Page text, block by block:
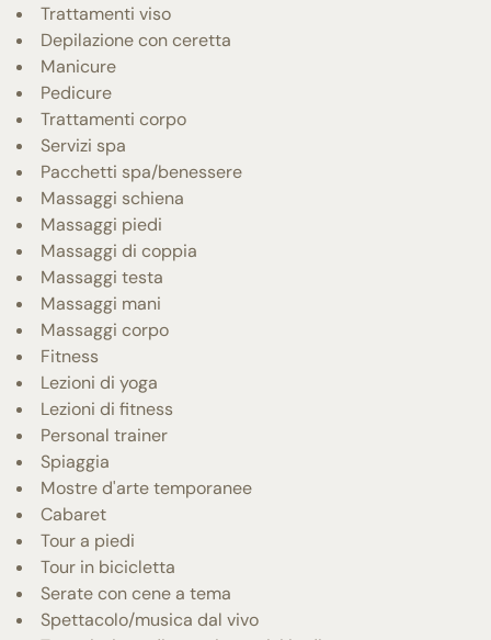
Trattamenti viso
Depilazione con ceretta
Manicure
Pedicure
Trattamenti corpo
Servizi spa
Pacchetti spa/benessere
Massaggi schiena
Massaggi piedi
Massaggi di coppia
Massaggi testa
Massaggi mani
Massaggi corpo
Fitness
Lezioni di yoga
Lezioni di fitness
Personal trainer
Spiaggia
Mostre d'arte temporanee
Cabaret
Tour a piedi
Tour in bicicletta
Serate con cene a tema
Spettacolo/musica dal vivo